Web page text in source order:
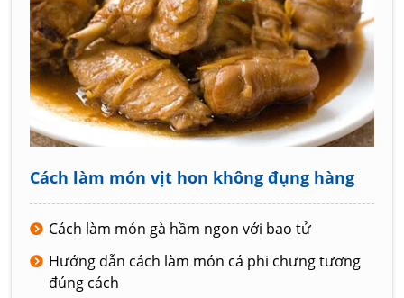
Cách làm món vịt hon không đụng hàng
Cách làm món gà hầm ngon với bao tử
Hướng dẫn cách làm món cá phi chưng tương
đúng cách